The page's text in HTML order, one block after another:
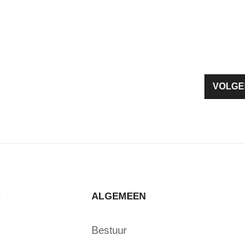
BIJ DE BLUESEALS
ALGEMEEN
Bestuur